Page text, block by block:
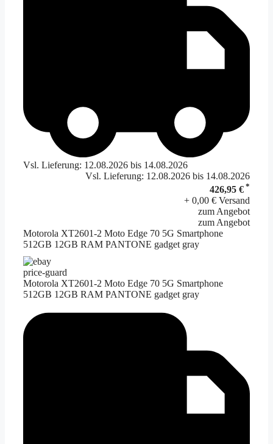
Vsl. Lieferung: 12.08.2026 bis 14.08.2026
Vsl. Lieferung: 12.08.2026 bis 14.08.2026
426,95 € *
+ 0,00 € Versand
zum Angebot
zum Angebot
Motorola XT2601-2 Moto Edge 70 5G Smartphone
512GB 12GB RAM PANTONE gadget gray
price-guard
Motorola XT2601-2 Moto Edge 70 5G Smartphone
512GB 12GB RAM PANTONE gadget gray